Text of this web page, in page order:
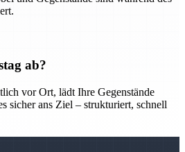
ab?
vor Ort, lädt Ihre Gegenstände
sicher ans Ziel – strukturiert, schnell